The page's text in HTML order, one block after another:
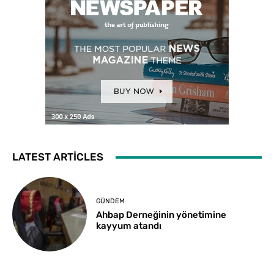
LATEST ARTICLES
GÜNDEM
Ahbap Derneğinin yönetimine
kayyum atandı